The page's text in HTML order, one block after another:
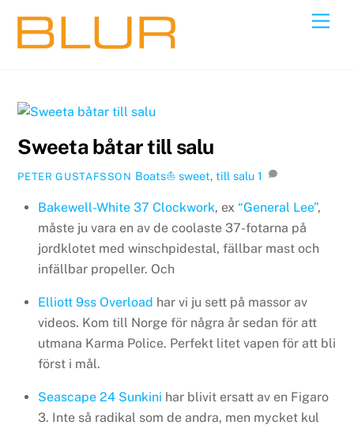
content
Sweeta båtar till salu
PETER GUSTAFSSON Boats⛵️ sweet, till salu 1
Bakewell-White 37 Clockwork, ex “General Lee”,
måste ju vara en av de coolaste 37-fotarna på
jordklotet med winschpidestal, fällbar mast och
infällbar propeller. Och
Elliott 9ss Overload har vi ju sett på massor av
videos. Kom till Norge för några år sedan för att
utmana Karma Police. Perfekt litet vapen för att bli
först i mål.
Seascape 24 Sunkini har blivit ersatt av en Figaro
3. Inte så radikal som de andra, men mycket kul